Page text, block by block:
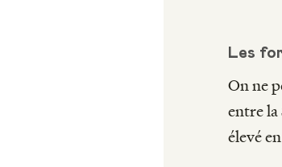
Les
On ne
entre la
élevé